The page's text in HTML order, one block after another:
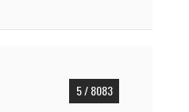
5 / 8083